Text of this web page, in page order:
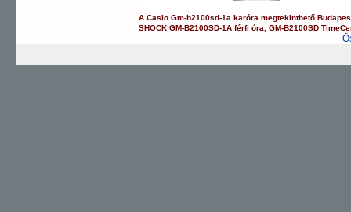
ACasio Gm-b2100sd-1a karóra megtekinthető
SHOCK GM-B2100SD-1A férfi óra ,GM-B2100SD